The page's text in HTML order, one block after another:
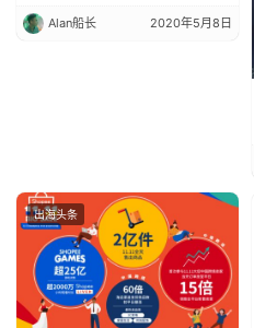
Alan船长 2020年5月8日
出海头条